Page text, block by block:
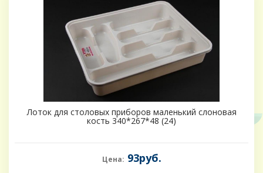
Лоток для столовых приборов маленький слоновая
кость 340*267*48 (24)
Цена: 93руб.